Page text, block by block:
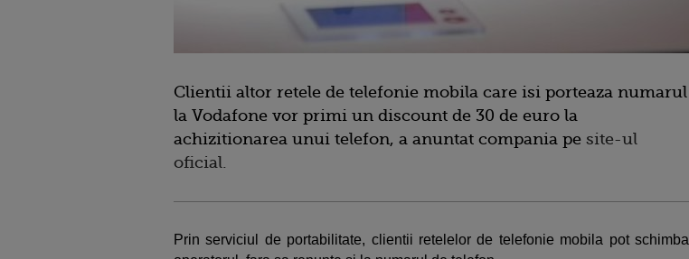
Clientii altor retele de telefonie mobila care isi porteaza numarul
la Vodafone vor primi un discount de 30 de euro la
achizitionarea unui telefon, a anuntat compania pe site-ul
oficial.
Prin serviciul de portabilitate, clientii retelelor de telefonie mobila pot schimba